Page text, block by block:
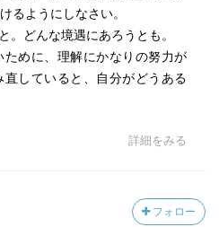
るようにしなさい。
。どんな境遇にあろうとも。
めに、理解にかなりの努力が
していると、自分がどうある
詳細をみる
フォロー